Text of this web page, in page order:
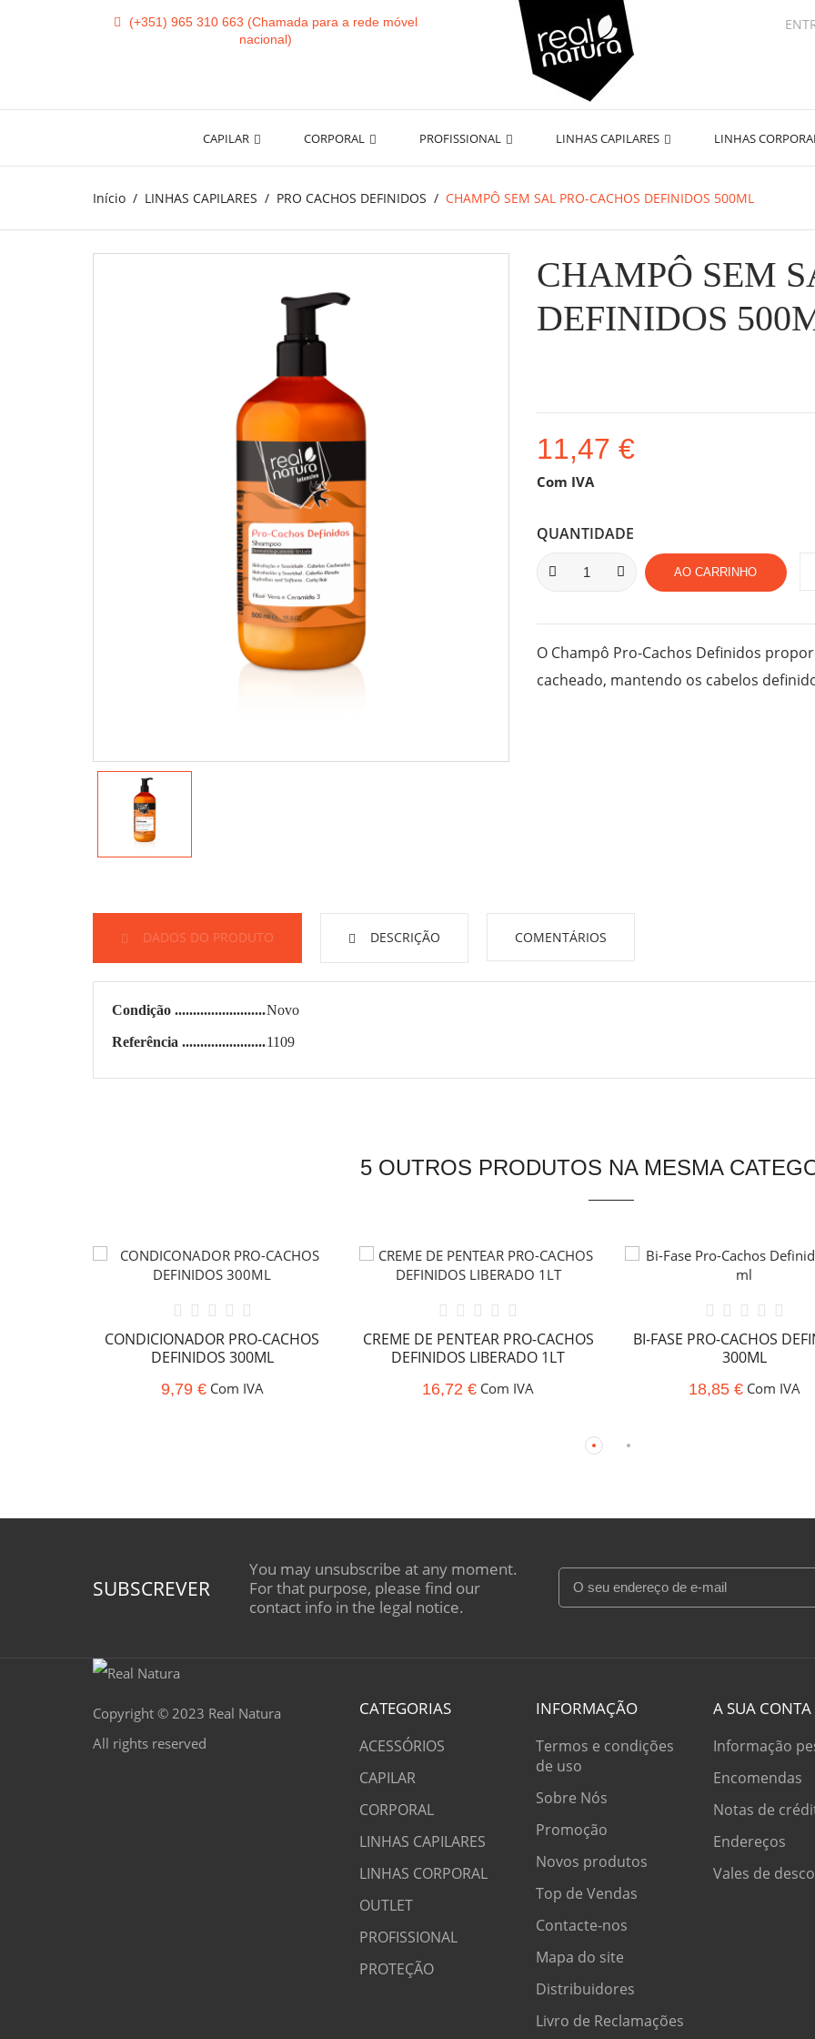
(+351) 965 310 663
CAPILAR CORPORAL PROFISSIONAL LINHAS CAPILARES LINHAS
Início LINHAS CAPILARES PRO CACHOS DEFINIDOS CHAMPÔ SEM SAL PRO-CACHOS DEFINIDOS 500ML
CHAMPÔ SEM
DEFINIDOS
11,47 €
Com IVA
QUANTIDADE
AO CARRINHO
O Champô Pro-Cachos Definidos
cacheado, mantendo os cabelos
DADOS DO PRODUTO DESCRIÇÃO COMENTÁRIOS
Condição Novo
Referência 1109
5 OUTROS PRODUTOS NA MESMA
CONDICIONADOR PRO-CACHOS
DEFINIDOS 300ML
9,79 €Com IVA
CREME DE PENTEAR PRO-CACHOS
DEFINIDOS LIBERADO 1LT
16,72 € Com IVA
BI-FASE PRO-CACHOS
300ML
18,85 €Com IVA
SUBSCREVER
You may unsubscribe at any moment.
For that purpose, please find our
contact info in the legal notice.
Copyright © 2023 Real Natura
All rights reserved
CATEGORIAS
ACESSÓRIOS
CAPILAR
CORPORAL
LINHAS CAPILARES
LINHAS CORPORAL
OUTLET
PROFISSIONAL
PROTEÇÃO
INFORMAÇÃO
Termos e condições
de uso
Sobre Nós
Promoção
Novos produtos
Top de Vendas
Contacte-nos
Mapa do site
Distribuidores
Livro de Reclamações
A SUA CONTA
Informação
Encomendas
Notas de
Endereços
Vales de